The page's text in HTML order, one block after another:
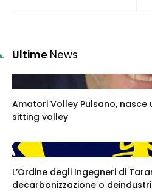
Ultime News
Amatori Volley Pulsano, nasce
sitting volley
L’Ordine degli Ingegneri di
decarbonizzazione o